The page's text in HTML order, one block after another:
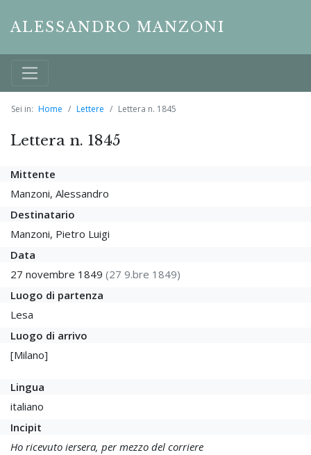
ALESSANDRO MANZONI
Sei in: Home Lettere Lettera n. 1845
Lettera n. 1845
Mittente
Manzoni, Alessandro
Destinatario
Manzoni, Pietro Luigi
Data
27 novembre 1849 (27 9.bre 1849)
Luogo di partenza
Lesa
Luogo di arrivo
[Milano]
Lingua
italiano
Incipit
Ho ricevuto iersera, per mezzo del corriere